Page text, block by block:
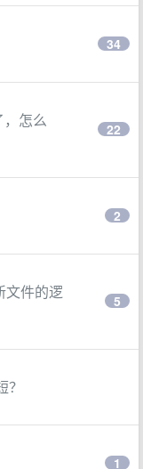
34
怎么
22
2
文件的逻
5
1